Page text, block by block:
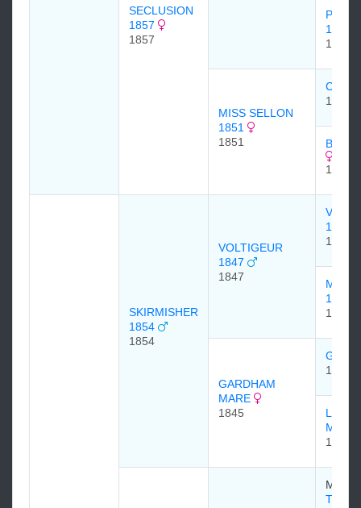
SECLUSION
1857
1857
1838
1838
MISS SELLON
1851
1851
1842
1839
SKIRMISHER
1854
1854
VOLTIGEUR
1847
1847
1826
1826
1837
1837
GARDHAM
MARE
1845
1834
1837
Mr.
The